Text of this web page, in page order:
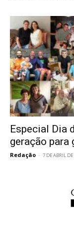
Especial Dia
geração para
Redação - 7 DE ABRIL